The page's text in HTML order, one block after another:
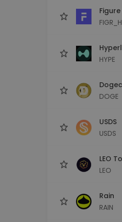
HYPE
DOGE
USDS
USDS
LEO
LEO
Rain
RAIN